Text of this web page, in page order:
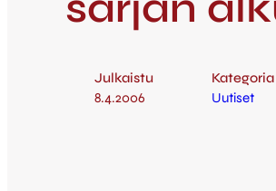
Julkaistu
8.4.2006
Kategoria
Uutiset